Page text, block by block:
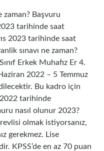
zaman? Başvuru
tarihinde saat
2023 tarihinde saat
sınavı ne zaman?
Erkek Muhafız Er 4.
2022 – 5 Temmuz
Bu kadro için
2022 tarihinde
nasıl olunur 2023?
olmak istiyorsanız,
gerekmez. Lise
KPSS’de en az 70 puan